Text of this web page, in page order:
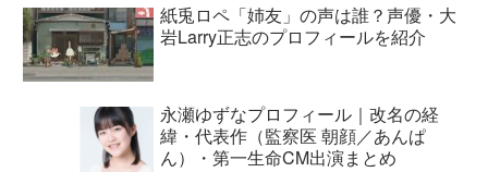
紙兎ロペ「姉友」の声は誰？声優・大
岩Larry正志のプロフィールを紹介
永瀬ゆずなプロフィール｜改名の経
緯・代表作（監察医 朝顔／あんぱ
ん）・第一生命CM出演まとめ